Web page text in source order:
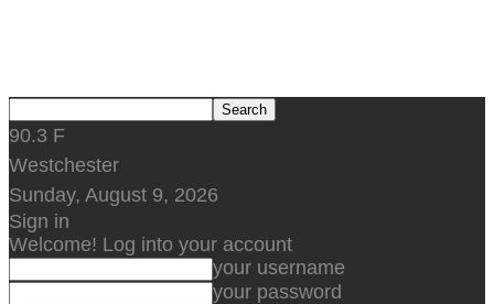
90.3 F
Westchester
Sunday, August 9, 2026
Sign in
Welcome! Log into your account
your username
your password